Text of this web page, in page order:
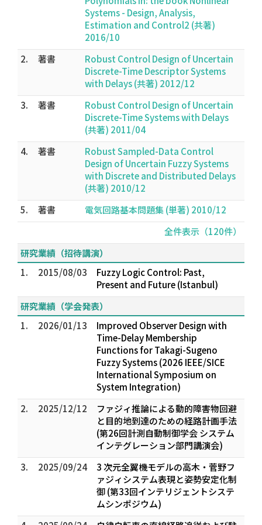
Systems - Design, Analysis,
Estimation and Control2 (共著)
2016/10
2.
著書
Robust Control Design of Uncertain
Discrete-Time Descriptor Systems
with Delays (共著) 2012/12
3.
著書
Robust Control Design of Uncertain
Discrete-Time Systems with Delays
(共著) 2011/04
4.
著書
Robust Sampled-Data Control
Design of Uncertain Fuzzy Systems
with Discrete and Distributed Delays
(共著) 2010/12
5.
著書
電気回路基本問題集 (単著) 2010/12
全件表示（120件）
研究業績（招待講演）
1.
2015/08/03
Fuzzy Logic Control: Past,
Present and Future (Istanbul)
研究業績（学会発表）
1.
2026/01/13
Improved Observer Design with
Time-Delay Membership
Functions for Takagi-Sugeno
Fuzzy Systems (2026 IEEE/SICE
International Symposium on
System Integration)
2.
2025/12/12
ファジィ推論による動的障害物回避
と目的地到達のための経路計画手法
(第26回計測自動制御学会 システム
インテグレーション部門講演会)
3.
2025/09/24
3 次元全翼機モデルの高木・菅野フ
ァジィシステム表現と姿勢安定化制
御 (第33回インテリジェントシステ
ムシンポジウム)